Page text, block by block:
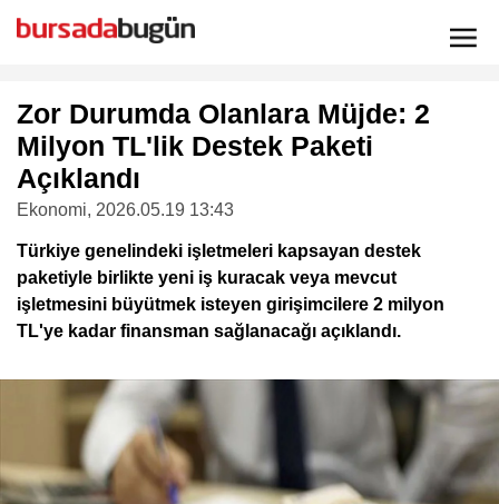
Zor Durumda Olanlara Müjde: 2
Milyon TL'lik Destek Paketi
Açıklandı
Ekonomi, 2026.05.19 13:43
Türkiye genelindeki işletmeleri kapsayan destek
paketiyle birlikte yeni iş kuracak veya mevcut
işletmesini büyütmek isteyen girişimcilere 2 milyon
TL'ye kadar finansman sağlanacağı açıklandı.